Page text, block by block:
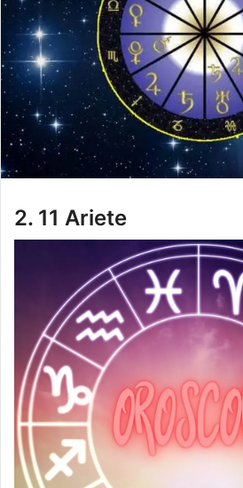
2. 11 Ariete